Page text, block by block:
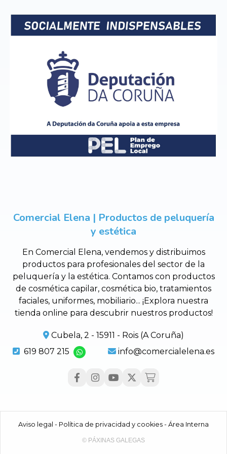
Comercial Elena | Productos de peluquería
y estética
En Comercial Elena, vendemos y distribuimos
productos para profesionales del sector de la
peluquería y la estética. Contamos con productos
de cosmética capilar, cosmética bio, tratamientos
faciales, uniformes, mobiliario... ¡Explora nuestra
tienda online para descubrir nuestros productos!
Cubela, 2 - 15911 - Rois (A Coruña)
619 807 215
info@comercialelena.es
Aviso legal - Política de privacidad y cookies - Área Interna
© PÁXINAS GALEGAS